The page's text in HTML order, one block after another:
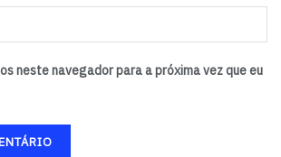
neste navegador para a próxima vez que eu